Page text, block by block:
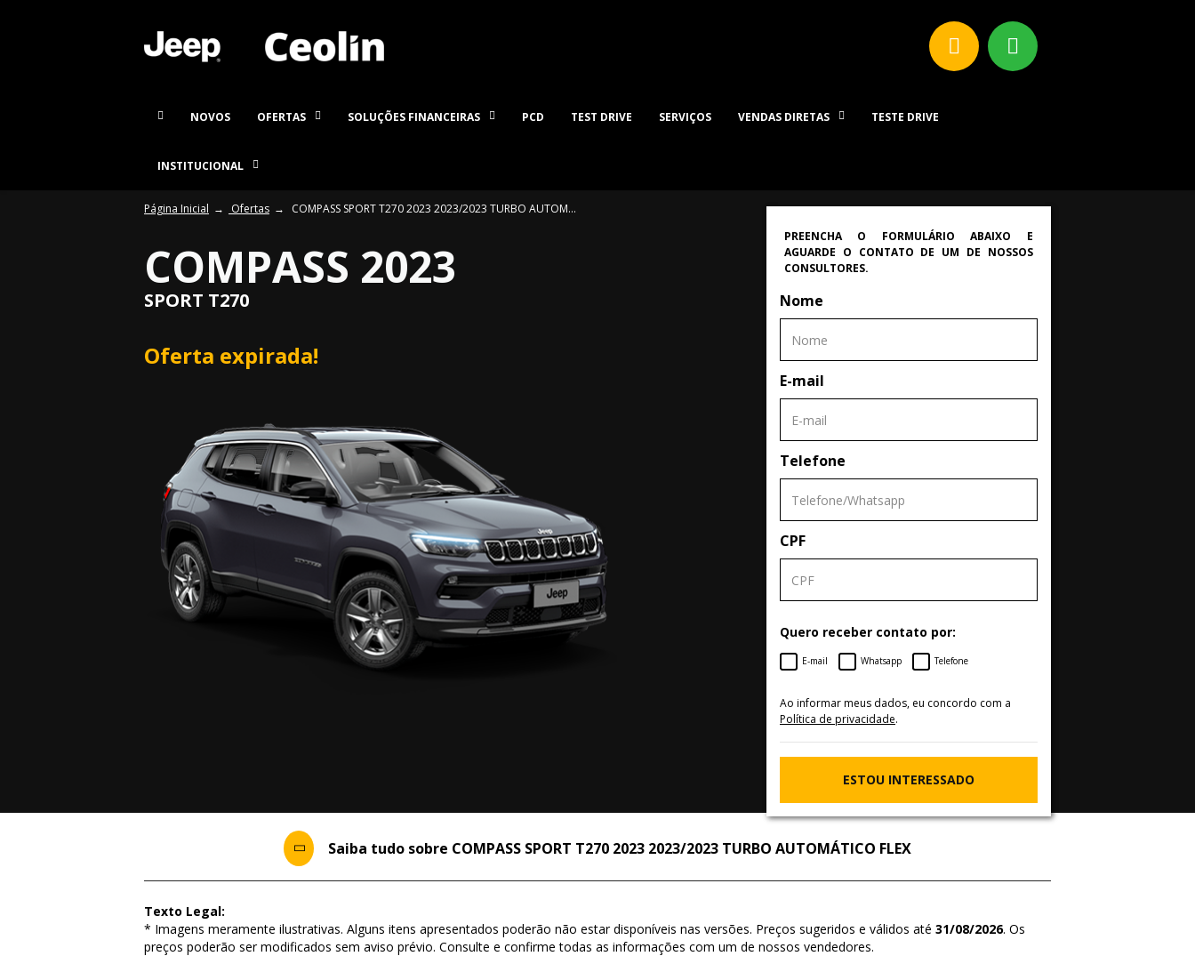
NOVOS OFERTAS SOLUÇÕES FINANCEIRAS PCD TEST DRIVE SERVIÇOS VENDAS DIRETAS TESTE DRIVE
INSTITUCIONAL
Página Inicial Ofertas COMPASS SPORT T270 2023 2023/2023 TURBO AUTOMÁTICO FLEX
COMPASS 2023
SPORT T270
Oferta expirada!
PREENCHA O FORMULÁRIO ABAIXO E
AGUARDE O CONTATO DE UM DE NOSSOS
CONSULTORES.
Nome
E-mail
Telefone
CPF
Quero receber contato por:
E-mail Whatsapp Telefone
Ao informar meus dados, eu concordo com a
Política de privacidade.
ESTOU INTERESSADO
Saiba tudo sobre COMPASS SPORT T270 2023 2023/2023 TURBO AUTOMÁTICO FLEX
Texto Legal:
* Imagens meramente ilustrativas. Alguns itens apresentados poderão não estar disponíveis nas versões. Preços sugeridos e válidos até 31/08/2026. Os
preços poderão ser modificados sem aviso prévio. Consulte e confirme todas as informações com um de nossos vendedores.